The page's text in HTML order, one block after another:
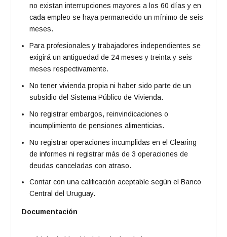
no existan interrupciones mayores a los 60 días y en
cada empleo se haya permanecido un mínimo de seis
meses.
Para profesionales y trabajadores independientes se
exigirá un antiguedad de 24 meses y treinta y seis
meses respectivamente.
No tener vivienda propia ni haber sido parte de un
subsidio del Sistema Público de Vivienda.
No registrar embargos, reinvindicaciones o
incumplimiento de pensiones alimenticias.
No registrar operaciones incumplidas en el Clearing
de informes ni registrar más de 3 operaciones de
deudas canceladas con atraso.
Contar con una calificación aceptable según el Banco
Central del Uruguay.
Documentación